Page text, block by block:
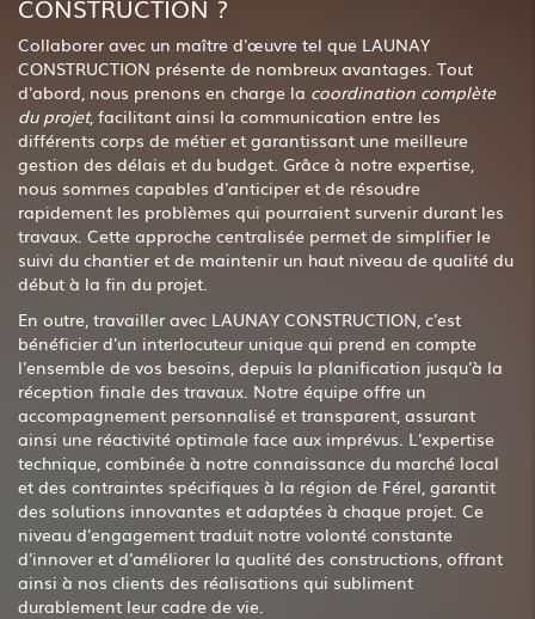
Collaborer avec un maître d'œuvre tel que LAUNAY
CONSTRUCTION présente de nombreux avantages. Tout
d'abord, nous prenons en charge la coordination complète
du projet, facilitant ainsi la communication entre les
différents corps de métier et garantissant une meilleure
gestion des délais et du budget. Grâce à notre expertise,
nous sommes capables d'anticiper et de résoudre
rapidement les problèmes qui pourraient survenir durant les
travaux. Cette approche centralisée permet de simplifier le
suivi du chantier et de maintenir un haut niveau de qualité du
début à la fin du projet.
En outre, travailler avec LAUNAY CONSTRUCTION, c'est
bénéficier d'un interlocuteur unique qui prend en compte
l'ensemble de vos besoins, depuis la planification jusqu'à la
réception finale des travaux. Notre équipe offre un
accompagnement personnalisé et transparent, assurant
ainsi une réactivité optimale face aux imprévus. L'expertise
technique, combinée à notre connaissance du marché local
et des contraintes spécifiques à la région de Férel, garantit
des solutions innovantes et adaptées à chaque projet. Ce
niveau d'engagement traduit notre volonté constante
d'innover et d'améliorer la qualité des constructions, offrant
ainsi à nos clients des réalisations qui subliment
durablement leur cadre de vie.